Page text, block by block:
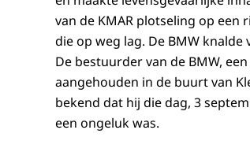
van de KMAR plotseling op een
die op weg lag. De BMW
De bestuurder van de BMW,
aangehouden in de buurt van
bekend dat hij die dag, 3
een ongeluk was.